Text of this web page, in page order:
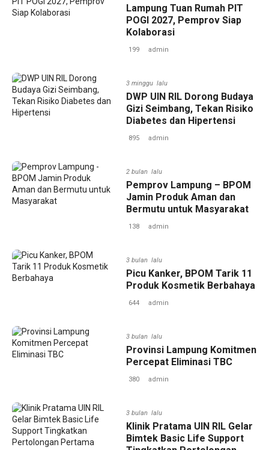
Lampung Tuan Rumah PIT
POGI 2027, Pemprov Siap
Kolaborasi
199 admin
3 minggu lalu
DWP UIN RIL Dorong Budaya
Gizi Seimbang, Tekan Risiko
Diabetes dan Hipertensi
895 admin
2 bulan lalu
Pemprov Lampung – BPOM
Jamin Produk Aman dan
Bermutu untuk Masyarakat
138 admin
3 bulan lalu
Picu Kanker, BPOM Tarik 11
Produk Kosmetik Berbahaya
644 admin
3 bulan lalu
Provinsi Lampung Komitmen
Percepat Eliminasi TBC
380 admin
3 bulan lalu
Klinik Pratama UIN RIL Gelar
Bimtek Basic Life Support